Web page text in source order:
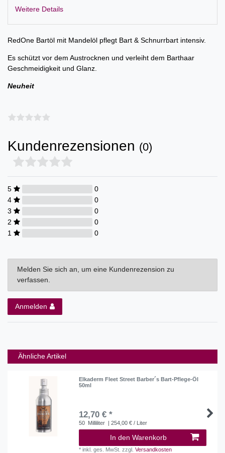
Weitere Details
RedOne Bartöl mit Mandelöl pflegt Bart & Schnurrbart intensiv.
Es schützt vor dem Austrocknen und verleiht dem Barthaar
Geschmeidigkeit und Glanz.
Neuheit
Kundenrezensionen (0)
5
0
4
0
3
0
2
0
1
0
Melden Sie sich an, um eine Kundenrezension zu
verfassen.
Anmelden
Ähnliche Artikel
Elkaderm Fleet Street Barber´s Bart-Pflege-Öl
50ml
12,70 € *
50 Milliliter | 254,00 € / Liter
In den Warenkorb
*inkl. ges. MwSt. zzgl.Versandkosten